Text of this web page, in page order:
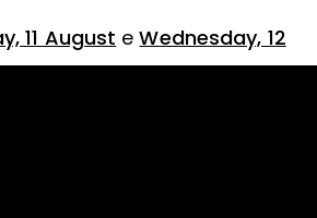
11 August eWednesday, 12